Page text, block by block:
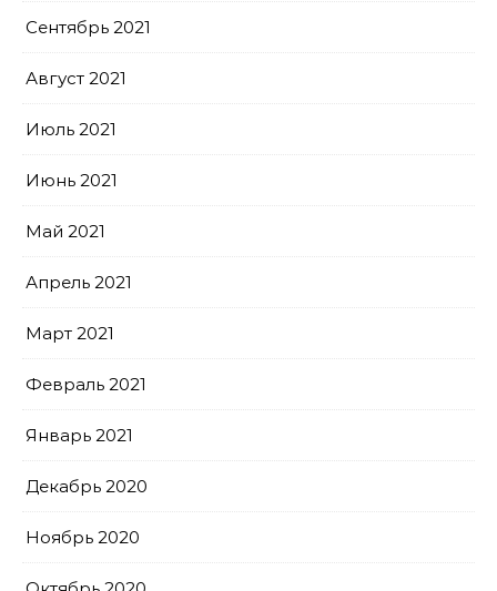
Сентябрь 2021
Август 2021
Июль 2021
Июнь 2021
Май 2021
Апрель 2021
Март 2021
Февраль 2021
Январь 2021
Декабрь 2020
Ноябрь 2020